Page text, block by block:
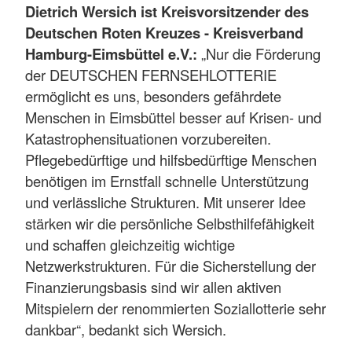
Dietrich Wersich ist Kreisvorsitzender des
Deutschen Roten Kreuzes - Kreisverband
Hamburg-Eimsbüttel e.V.: „Nur die Förderung
der DEUTSCHEN FERNSEHLOTTERIE
ermöglicht es uns, besonders gefährdete
Menschen in Eimsbüttel besser auf Krisen- und
Katastrophensituationen vorzubereiten.
Pflegebedürftige und hilfsbedürftige Menschen
benötigen im Ernstfall schnelle Unterstützung
und verlässliche Strukturen. Mit unserer Idee
stärken wir die persönliche Selbsthilfefähigkeit
und schaffen gleichzeitig wichtige
Netzwerkstrukturen. Für die Sicherstellung der
Finanzierungsbasis sind wir allen aktiven
Mitspielern der renommierten Soziallotterie sehr
dankbar“, bedankt sich Wersich.